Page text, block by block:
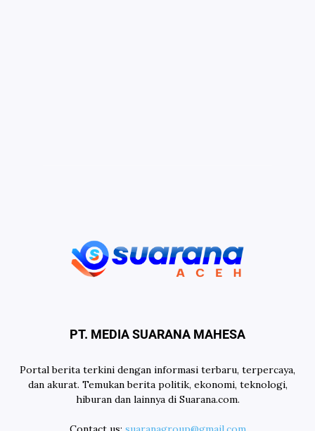
PT. MEDIA SUARANA MAHESA
Portal berita terkini dengan informasi terbaru, terpercaya,
dan akurat. Temukan berita politik, ekonomi, teknologi,
hiburan dan lainnya di Suarana.com.